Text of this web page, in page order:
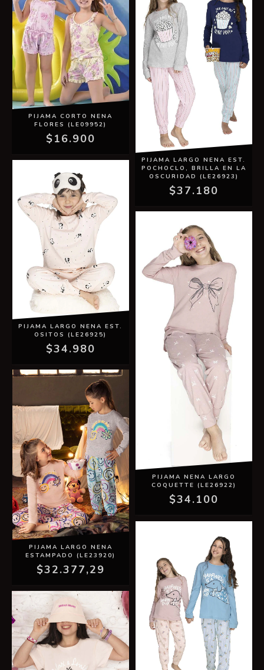
PIJAMA CORTO NENA
FLORES (LE09952)
$16.900
PIJAMA LARGO NENA EST.
POCHOCLO, BRILLA EN LA
OSCURIDAD (LE26923)
$37.180
PIJAMA LARGO NENA EST.
OSITOS (LE26925)
$34.980
PIJAMA NENA LARGO
COQUETTE (LE26922)
$34.100
PIJAMA LARGO NENA
ESTAMPADO (LE23920)
$32.377,29